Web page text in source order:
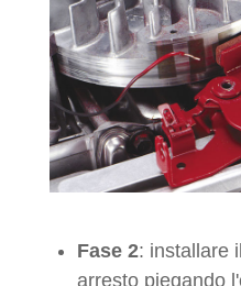
Fase 2: installare
arresto piegando